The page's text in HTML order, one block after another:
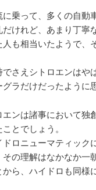
に乗って、多くの自動
だけれど、あまり丁寧
も相当いたようで、
でさえシトロエンはや
ラだけだったように
エンは諸事において独
とでしょう。
ドロニューマティック
その理解はなかなか一
ら、ハイドロも同様